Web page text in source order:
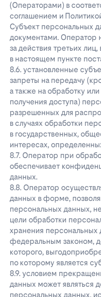
(Операторами) в
соглашением и
Субъект персональных
документами. Оператор
за действия третьих
в настоящем пункте
8.6. установленные
запреты на передачу
а также на обработку
получения доступа)
разрешенных для
в случаях обработки
в государственных,
интересах,
8.7. Оператор при
обеспечивает
данных.
8.8. Оператор
данных в форме,
персональных данных,
цели обработки
хранения персональных
федеральным законом,
которого,
по которому является
8.9. условием
данных может являться
персональных данных,